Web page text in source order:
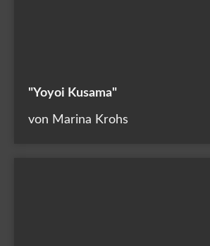
"Yoyoi Kusama"
von Marina Krohs